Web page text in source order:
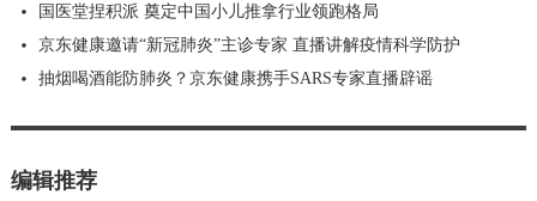
国医堂捏积派 奠定中国小儿推拿行业领跑格局
京东健康邀请“新冠肺炎”主诊专家 直播讲解疫情科学防护
抽烟喝酒能防肺炎？京东健康携手SARS专家直播辟谣
编辑推荐